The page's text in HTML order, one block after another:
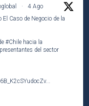
·
4 Ago
Caso de Negocio de la
#Chile hacia la
del sector